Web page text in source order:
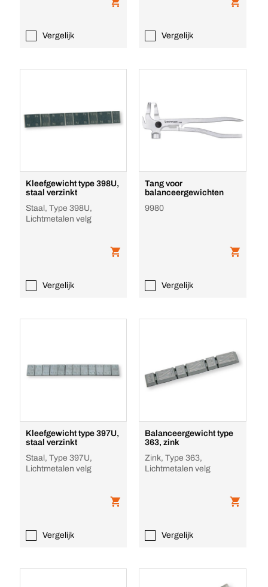
Vergelijk Vergelijk
Kleefgewicht type 398U,
staal verzinkt
Staal, Type 398U,
Lichtmetalen velg
Vergelijk
Tang voor
balanceergewichten
9980
Vergelijk
Kleefgewicht type 397U,
staal verzinkt
Staal, Type 397U,
Lichtmetalen velg
Vergelijk
Balanceergewicht type
363, zink
Zink, Type 363,
Lichtmetalen velg
Vergelijk